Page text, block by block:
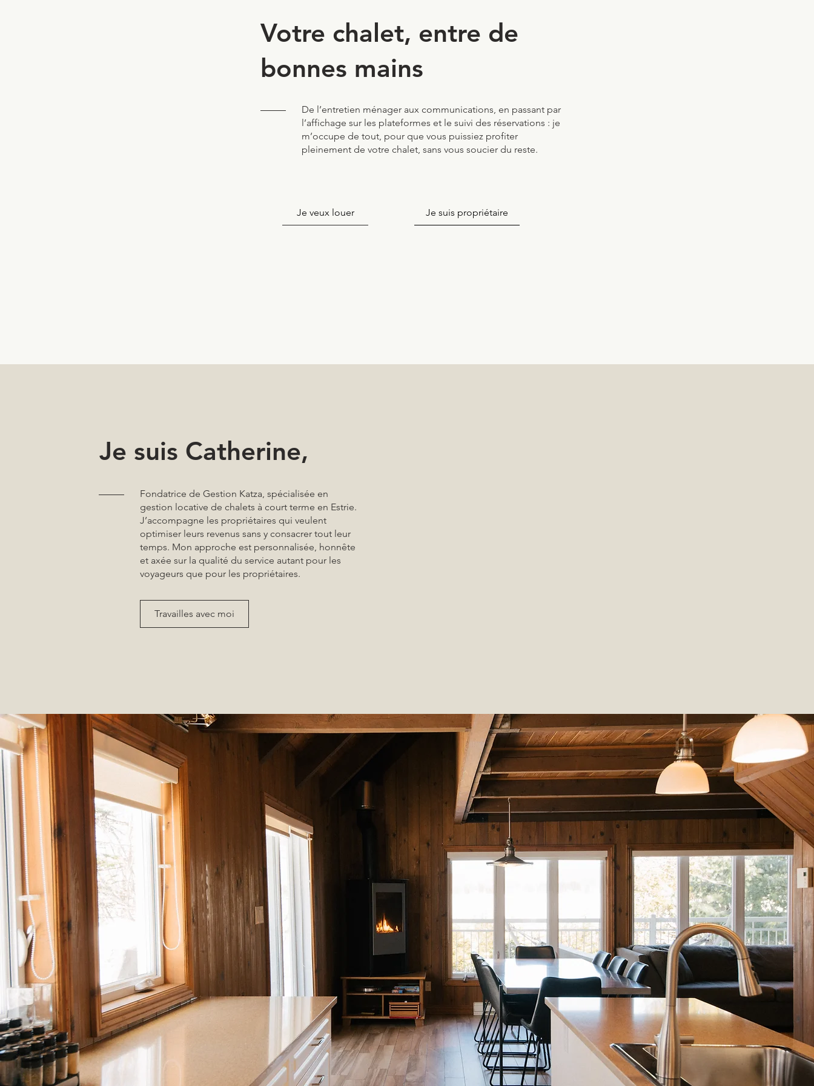
Votre chalet, entre de
bonnes mains
De l’entretien ménager aux communications, en passant par
l’affichage sur les plateformes et le suivi des réservations : je
m’occupe de tout, pour que vous puissiez profiter
pleinement de votre chalet, sans vous soucier du reste.
Je veux louer Je suis propriétaire
Je suis Catherine,
Fondatrice de Gestion Katza, spécialisée en
gestion locative de chalets à court terme en Estrie.
J’accompagne les propriétaires qui veulent
optimiser leurs revenus sans y consacrer tout leur
temps. Mon approche est personnalisée, honnête
et axée sur la qualité du service autant pour les
voyageurs que pour les propriétaires.
Travailles avec moi